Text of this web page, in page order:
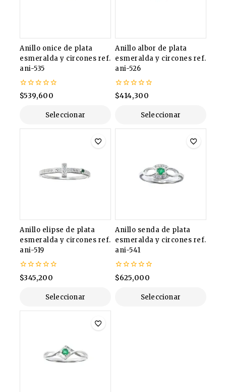
Anillo onice de plata
esmeralda y circones ref.
ani-535
0
de
$539,600
Seleccionar
Opciones
Anillo albor de plata
esmeralda y circones ref.
ani-526
0
de
$414,300
Seleccionar
Opciones
Anillo elipse de plata
esmeralda y circones ref.
ani-519
0
de
$345,200
Seleccionar
Opciones
Anillo senda de plata
esmeralda y circones ref.
ani-541
0
de
$625,000
Seleccionar